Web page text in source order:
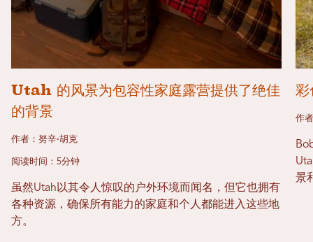
Utah 的风景为包容性家庭露营提供了绝佳
的背景
作者：努辛·胡克
阅读时间：5分钟
虽然Utah以其令人惊叹的户外环境而闻名，但它也拥有
各种资源，确保所有能力的家庭和个人都能进入这些地
方。
彩
作
景